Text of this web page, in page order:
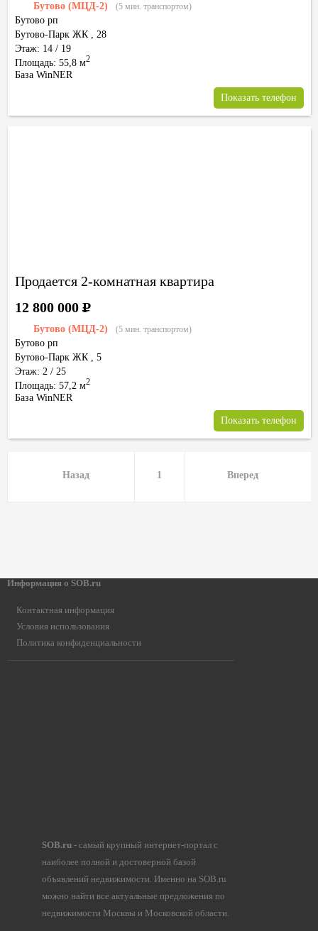
Бутово (МЦД-2) (5 мин. транспортом)
Бутово рп
Бутово-Парк ЖК, 28
Этаж: 14 / 19
Площадь: 55,8 м2
База WinNER
Показать телефон
Продается 2-комнатная квартира
Бутово (МЦД-2) (5 мин. транспортом)
Бутово рп
Бутово-Парк ЖК, 5
Этаж: 2 / 25
Площадь: 57,2 м2
12 800 000Р
База WinNER
Показать телефон
Назад 1 Вперед
Информация о SOB.ru
Контактная информация
Условия использования
Политика конфиденциальности
SOB.ru- самый крупный интернет-портал с
наиболее полной и достоверной базой
объявлений недвижимости. Именно на SOB.ru
можно найти все актуальные предложения по
недвижимости Москвы и Московской области.